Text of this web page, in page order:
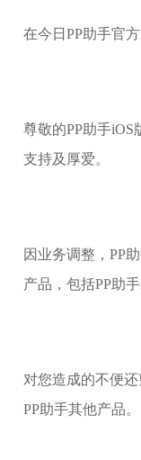
在今日PP助手官
尊敬的PP助手
支持及厚爱。
因业务调整，PP
产品，包括PP助
对您造成的不便
PP助手其他产品。